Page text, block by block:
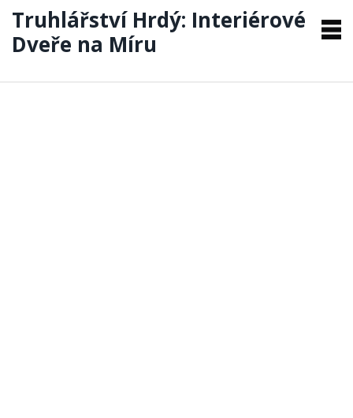
Truhlářství Hrdý: Interiérové
Dveře na Míru